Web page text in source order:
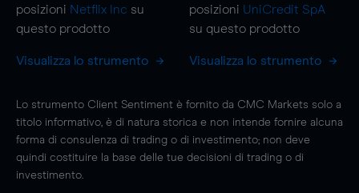
posizioni Netflix Inc su
questo prodotto
Visualizza lo strumento
posizioni UniCredit SpA
su questo prodotto
Visualizza lo strumento
Lo strumento Client Sentiment è fornito da CMC Markets solo a
titolo informativo, è di natura storica e non intende fornire alcuna
forma di consulenza di trading o di investimento; non deve
quindi costituire la base delle tue decisioni di trading o di
investimento.